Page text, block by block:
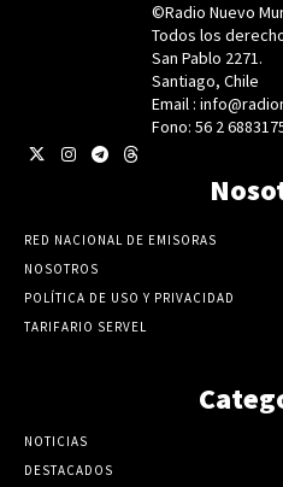
©Radio Nuevo
Todos los
San Pablo 2271.
Santiago, Chile
Email :
Fono: 56 2
RED NACIONAL DE EMISORAS
NOSOTROS
POLÍTICA DE USO Y PRIVACIDAD
TARIFARIO SERVEL
NOTICIAS
DESTACADOS